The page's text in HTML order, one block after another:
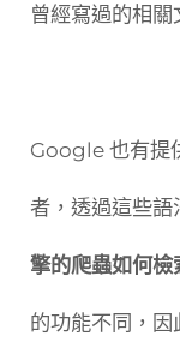
曾經寫過的相關
Google 也有提
者，透過這些
擎的爬蟲如何檢
的功能不同，